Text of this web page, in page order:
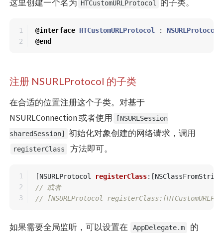
这里创建一个名为 HTCustomURLProtocol 的子类。
1
@interface HTCustomURLProtocol :
NSURLProtocol
@end
注册 NSURLProtocol 的子类
在合适的位置注册这个子类。对基于
NSURLConnection 或者使用
[NSURLSession
sharedSession]
初始化对象创建的网络请求，调用
registerClass 方法即可。
1
2
[NSURLProtocol registerClass:[NSClassFromString
// 或者
// [NSURLProtocol
如果需要全局监听，可以设置在 AppDelegate.m 的